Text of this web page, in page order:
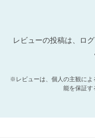
レビューの投稿は、ロ
※レビューは、個人の主観によ
能を保証す